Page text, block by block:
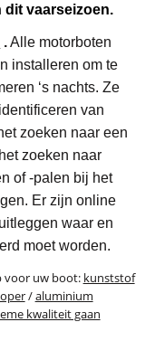
dit vaarseizoen.
.Alle motorboten
installeren om te
‘s nachts. Ze
van
zoeken naar een
zoeken naar
of -palen bij het
Er zijn online
waar en
moet worden.
voor uw boot: kunststof
/aluminium
kwaliteit gaan